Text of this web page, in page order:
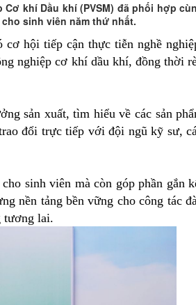
khí Dầu khí (PVSM) đã phối hợp
sinh viên năm thứ nhất.
hội tiếp cận thực tiễn nghề
nghiệp cơ khí dầu khí, đồng thời
sản xuất, tìm hiểu về các sản
đổi trực tiếp với đội ngũ kỹ sư,
sinh viên mà còn góp phần gắn
nền tảng bền vững cho công tác
tương lai.